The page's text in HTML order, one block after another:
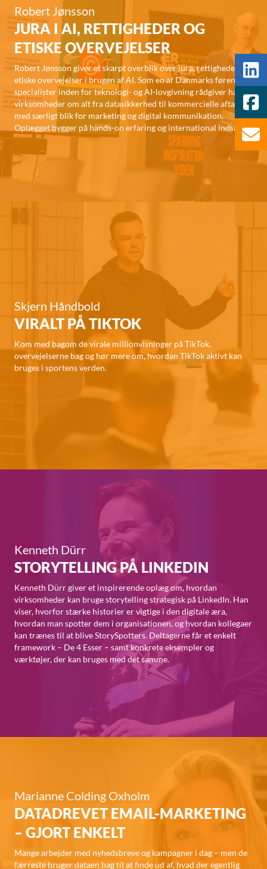
Robert Jønsson
JURA I AI, RETTIGHEDER OG
ETISKE OVERVEJELSER
Robert Jønsson giver et skarpt overblik over jura, rettigheder og
etiske overvejelser i brugen af AI. Som en af Danmarks førende
specialister inden for teknologi- og AI-lovgivning rådgiver han
virksomheder om alt fra datasikkerhed til kommercielle aftaler –
med særligt blik for marketing og digital kommunikation.
Oplægget bygger på hands-on erfaring og international indsigt.
Skjern Håndbold
VIRALT PÅ TIKTOK
Kom med bagom de virale millionvisninger på TikTok,
overvejelserne bag og hør mere om, hvordan TikTok aktivt kan
bruges i sportens verden.
Kenneth Dürr
STORYTELLING PÅ LINKEDIN
Kenneth Dürr giver et inspirerende oplæg om, hvordan
virksomheder kan bruge storytelling strategisk på LinkedIn. Han
viser, hvorfor stærke historier er vigtige i den digitale æra,
hvordan man spotter dem i organisationen, og hvordan kollegaer
kan trænes til at blive StorySpotters. Deltagerne får et enkelt
framework – De 4 Esser – samt konkrete eksempler og
værktøjer, der kan bruges med det samme.
Marianne Colding Oxholm
DATADREVET EMAIL-MARKETING
– GJORT ENKELT
Mange arbejder med nyhedsbreve og kampagner i dag – men de
færreste bruger dataen bag til at finde ud af, hvad der egentlig